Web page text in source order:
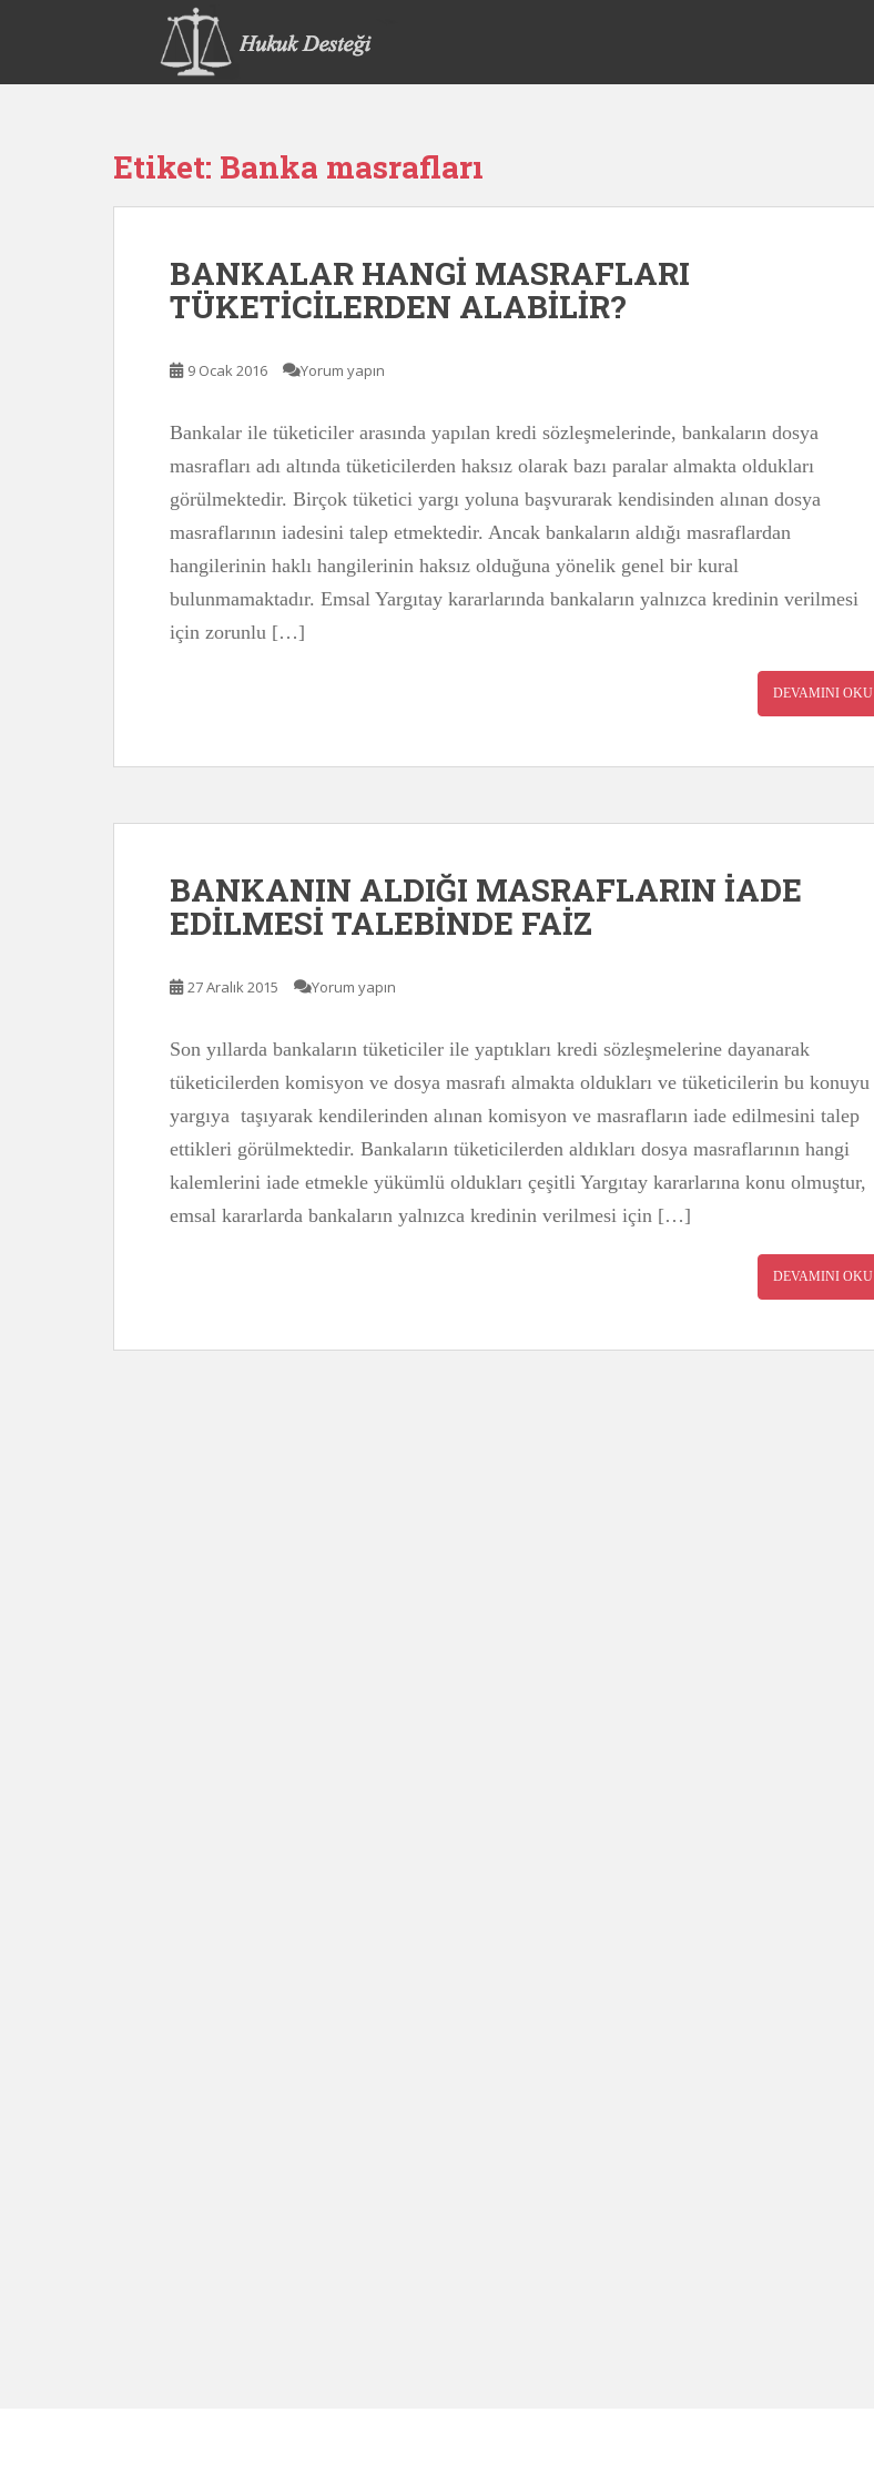
p
Etiket: Banka masrafları
BANKALAR HANGİ MASRAFLARI
TÜKETİCİLERDEN ALABİLİR?
9 Ocak 2016 Yorum yapın
Bankalar ile tüketiciler arasında yapılan kredi sözleşmelerinde, bankaların dosya
masrafları adı altında tüketicilerden haksız olarak bazı paralar almakta oldukları
görülmektedir. Birçok tüketici yargı yoluna başvurarak kendisinden alınan dosya
masraflarının iadesini talep etmektedir. Ancak bankaların aldığı masraflardan
hangilerinin haklı hangilerinin haksız olduğuna yönelik genel bir kural
bulunmamaktadır. Emsal Yargıtay kararlarında bankaların yalnızca kredinin verilmesi
için zorunlu […]
DEVAMINI OKU
BANKANIN ALDIĞI MASRAFLARIN İADE
EDİLMESİ TALEBİNDE FAİZ
27 Aralık 2015 Yorum yapın
Son yıllarda bankaların tüketiciler ile yaptıkları kredi sözleşmelerine dayanarak
tüketicilerden komisyon ve dosya masrafı almakta oldukları ve tüketicilerin bu konuyu
yargıya taşıyarak kendilerinden alınan komisyon ve masrafların iade edilmesini talep
ettikleri görülmektedir. Bankaların tüketicilerden aldıkları dosya masraflarının hangi
kalemlerini iade etmekle yükümlü oldukları çeşitli Yargıtay kararlarına konu olmuştur,
emsal kararlarda bankaların yalnızca kredinin verilmesi için […]
DEVAMINI OKU